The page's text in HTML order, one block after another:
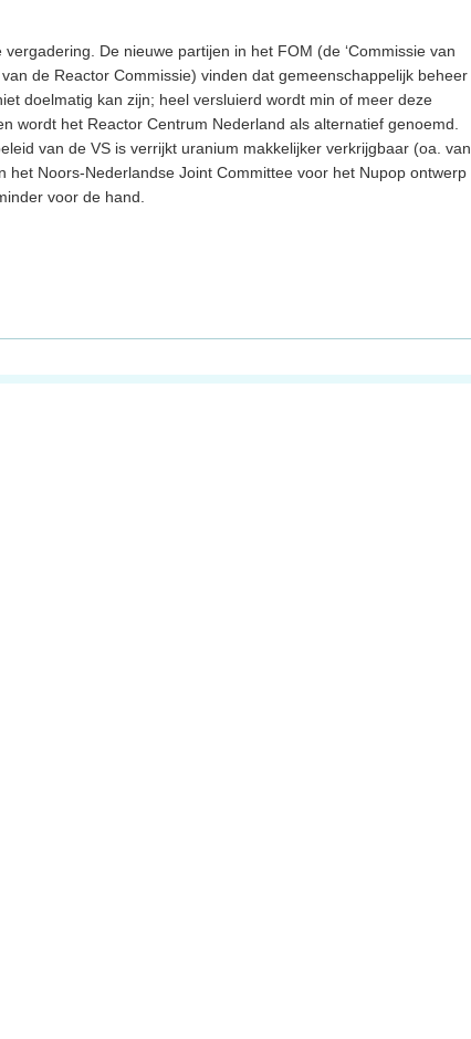
De nieuwe partijen in het FOM (de ‘Commissie van
de Reactor Commissie) vinden dat gemeenschappelijk beheer
doelmatig kan zijn; heel versluierd wordt min of meer deze
wordt het Reactor Centrum Nederland als alternatief genoemd.
van de VS is verrijkt uranium makkelijker verkrijgbaar (oa. van
het Noors-Nederlandse Joint Committee voor het Nupop ontwerp
voor de hand.